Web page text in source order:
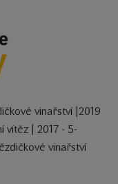
vinařství |2019
vítěz | 2017 - 5-
vinařství